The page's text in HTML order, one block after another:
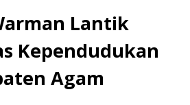
Lantik
Kependudukan
Agam